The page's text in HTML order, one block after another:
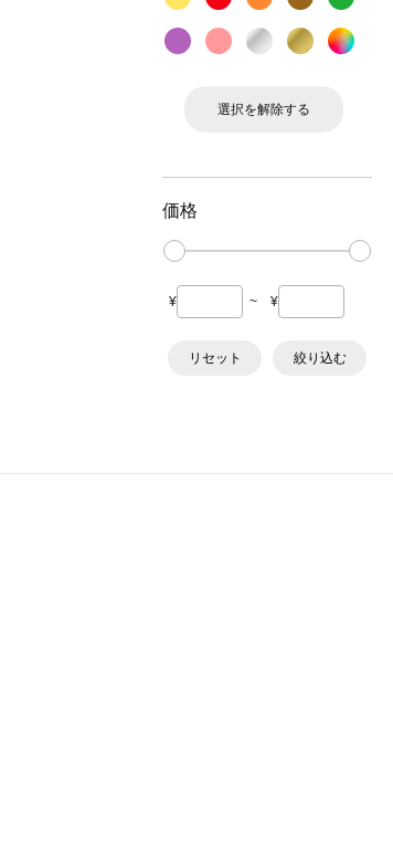
選択を解除する
価格
¥ ~ ¥
リセット 絞り込む